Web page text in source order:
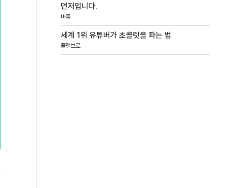
먼저입니다.
바름
세계 1위 유튜버가 초콜릿을 파는 법
플랜브로